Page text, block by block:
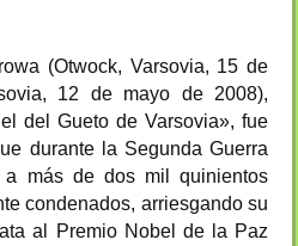
(Otwock, Varsovia, 15 de
12 de mayo de 2008),
del Gueto de Varsovia», fue
durante la Segunda Guerra
más de dos mil quinientos
condenados, arriesgando su
al Premio Nobel de la Paz